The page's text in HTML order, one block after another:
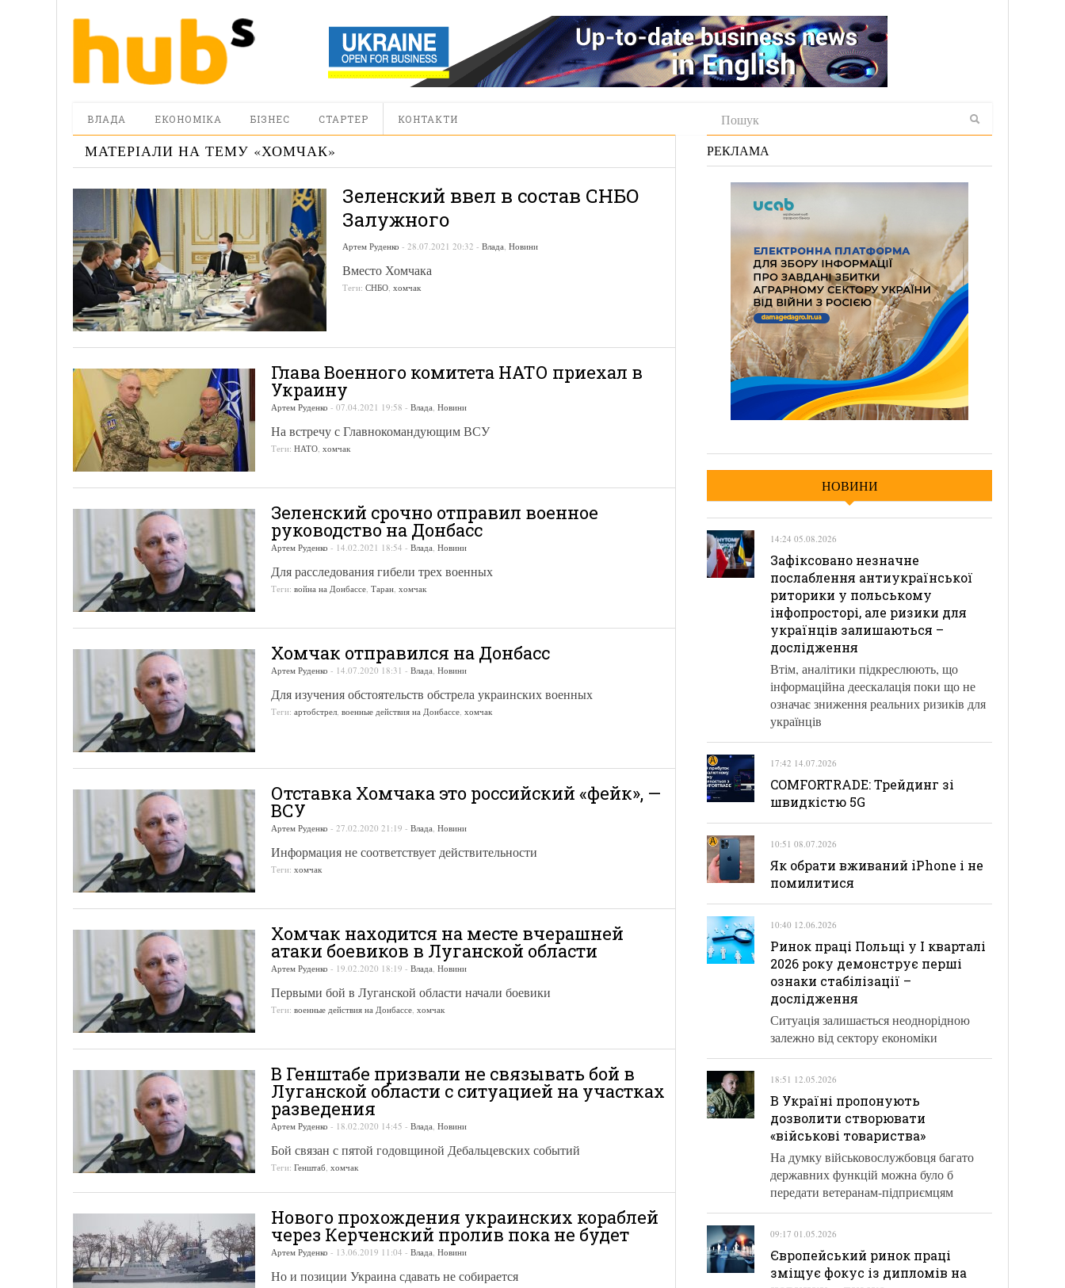
ВЛАДА ЕКОНОМІКА БІЗНЕС СТАРТЕР КОНТАКТИ
МАТЕРІАЛИ НА ТЕМУ «ХОМЧАК»
Зеленский ввел в состав СНБО
Залужного
Артем Руденко - 28.07.2021 20:32 - Влада, Новини
Вместо Хомчака
Теги: СНБО, хомчак
Глава Военного комитета НАТО приехал в
Украину
Артем Руденко - 07.04.2021 19:58 - Влада, Новини
На встречу с Главнокомандующим ВСУ
Теги: НАТО, хомчак
Зеленский срочно отправил военное
руководство на Донбасс
Артем Руденко - 14.02.2021 18:54 - Влада, Новини
Для расследования гибели трех военных
Теги: война на Донбассе, Таран, хомчак
Хомчак отправился на Донбасс
Артем Руденко - 14.07.2020 18:31 - Влада, Новини
Для изучения обстоятельств обстрела украинских военных
Теги: артобстрел, военные действия на Донбассе, хомчак
Отставка Хомчака это российский «фейк», —
ВСУ
Артем Руденко - 27.02.2020 21:19 - Влада, Новини
Информация не соответствует действительности
Теги: хомчак
Хомчак находится на месте вчерашней
атаки боевиков в Луганской области
Артем Руденко - 19.02.2020 18:19 - Влада, Новини
Первыми бой в Луганской области начали боевики
Теги: военные действия на Донбассе, хомчак
В Генштабе призвали не связывать бой в
Луганской области с ситуацией на участках
разведения
Артем Руденко - 18.02.2020 14:45 - Влада, Новини
Бой связан с пятой годовщиной Дебальцевских событий
Теги: Генштаб, хомчак
Нового прохождения украинских кораблей
через Керченский пролив пока не будет
Артем Руденко - 13.06.2019 11:04 - Влада, Новини
Но и позиции Украина сдавать не собирается
РЕКЛАМА
НОВИНИ
14:24 05.08.2026
Зафіксовано незначне
послаблення антиукраїнської
риторики у польському
інфопросторі, але ризики для
українців залишаються –
дослідження
Втім, аналітики підкреслюють, що
інформаційна деескалація поки що не
означає зниження реальних ризиків для
українців
17:42 14.07.2026
COMFORTRADE: Трейдинг зі
швидкістю 5G
10:51 08.07.2026
Як обрати вживаний iPhone і не
помилитися
10:40 12.06.2026
Ринок праці Польщі у І кварталі
2026 року демонструє перші
ознаки стабілізації –
дослідження
Ситуація залишається неоднорідною
залежно від сектору економіки
18:51 12.05.2026
В Україні пропонують
дозволити створювати
«військові товариства»
На думку військовослужбовця багато
державних функцій можна було б
передати ветеранам-підприємцям
09:17 01.05.2026
Європейський ринок праці
зміщує фокус із дипломів на